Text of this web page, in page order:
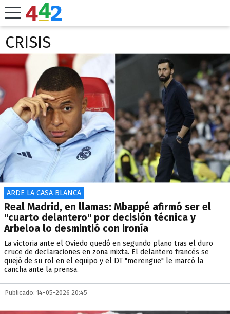
CRISIS
ARDE LA CASA BLANCA
Real Madrid, en llamas: Mbappé afirmó ser el
"cuarto delantero" por decisión técnica y
Arbeloa lo desmintió con ironía
La victoria ante el Oviedo quedó en segundo plano tras el duro
cruce de declaraciones en zona mixta. El delantero francés se
quejó de su rol en el equipo y el DT "merengue" le marcó la
cancha ante la prensa.
Publicado: 14-05-2026 20:45